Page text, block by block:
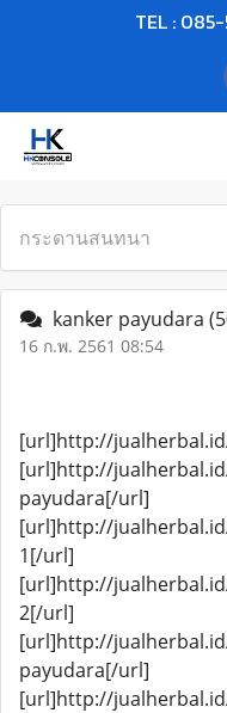
TEL :
กระดานสนทนา
kanker payudara
16 ก.พ. 2561 08:54
[url]http://
[url]http://
payudara[/url]
[url]http://
1[/url]
[url]http://
2[/url]
[url]http://
payudara[/url]
[url]http://